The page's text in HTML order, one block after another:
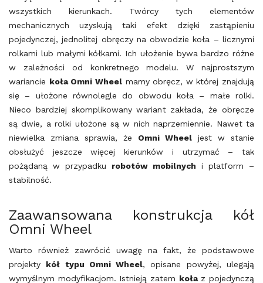
wszystkich kierunkach. Twórcy tych elementów
mechanicznych uzyskują taki efekt dzięki zastąpieniu
pojedynczej, jednolitej obręczy na obwodzie koła – licznymi
rolkami lub małymi kółkami. Ich ułożenie bywa bardzo różne
w zależności od konkretnego modelu. W najprostszym
wariancie koła Omni Wheelmamy obręcz, w której znajdują
się – ułożone równolegle do obwodu koła – małe rolki.
Nieco bardziej skomplikowany wariant zakłada, że obręcze
są dwie, a rolki ułożone są w nich naprzemiennie. Nawet ta
niewielka zmiana sprawia, że Omni Wheeljest w stanie
obsłużyć jeszcze więcej kierunków i utrzymać – tak
pożądaną w przypadku robotów mobilnych i platform –
stabilność.
Zaawansowana konstrukcja kół
Omni Wheel
Warto również zawrócić uwagę na fakt, że podstawowe
projekty kół typu Omni Wheel, opisane powyżej, ulegają
wymyślnym modyfikacjom. Istnieją zatem kołaz pojedynczą